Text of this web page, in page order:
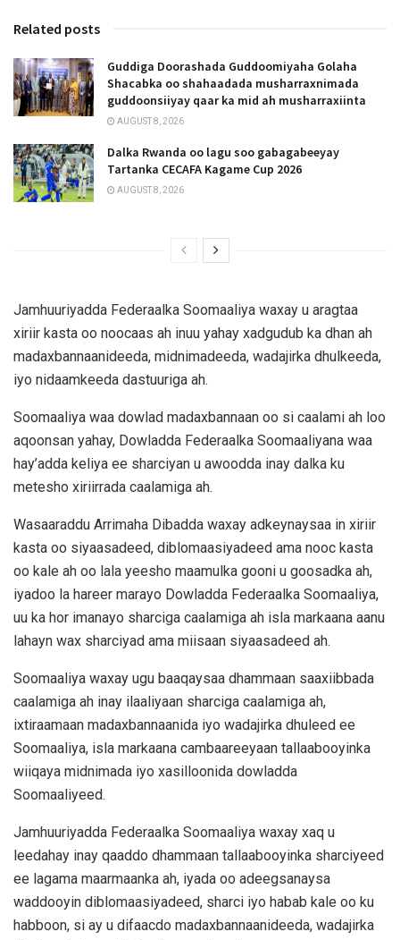
Related posts
Guddiga Doorashada Guddoomiyaha Golaha
Shacabka oo shahaadada musharraxnimada
guddoonsiiyay qaar ka mid ah musharraxiinta
AUGUST 8, 2026
Dalka Rwanda oo lagu soo gabagabeeyay
Tartanka CECAFA Kagame Cup 2026
AUGUST 8, 2026
Jamhuuriyadda Federaalka Soomaaliya waxay u aragtaa
xiriir kasta oo noocaas ah inuu yahay xadgudub ka dhan ah
madaxbannaanideeda, midnimadeeda, wadajirka dhulkeeda,
iyo nidaamkeeda dastuuriga ah.
Soomaaliya waa dowlad madaxbannaan oo si caalami ah loo
aqoonsan yahay, Dowladda Federaalka Soomaaliyana waa
hay’adda keliya ee sharciyan u awoodda inay dalka ku
metesho xiriirrada caalamiga ah.
Wasaaraddu Arrimaha Dibadda waxay adkeynaysaa in xiriir
kasta oo siyaasadeed, diblomaasiyadeed ama nooc kasta
oo kale ah oo lala yeesho maamulka gooni u goosadka ah,
iyadoo la hareer marayo Dowladda Federaalka Soomaaliya,
uu ka hor imanayo sharciga caalamiga ah isla markaana aanu
lahayn wax sharciyad ama miisaan siyaasadeed ah.
Soomaaliya waxay ugu baaqaysaa dhammaan saaxiibbada
caalamiga ah inay ilaaliyaan sharciga caalamiga ah,
ixtiraamaan madaxbannaanida iyo wadajirka dhuleed ee
Soomaaliya, isla markaana cambaareeyaan tallaabooyinka
wiiqaya midnimada iyo xasilloonida dowladda
Soomaaliyeed.
Jamhuuriyadda Federaalka Soomaaliya waxay xaq u
leedahay inay qaaddo dhammaan tallaabooyinka sharciyeed
ee lagama maarmaanka ah, iyada oo adeegsanaysa
waddooyin diblomaasiyadeed, sharci iyo habab kale oo ku
habboon, si ay u difaacdo madaxbannaanideeda, wadajirka